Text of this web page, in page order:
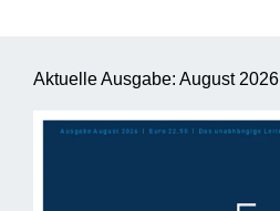
Aktuelle Ausgabe: August 2026